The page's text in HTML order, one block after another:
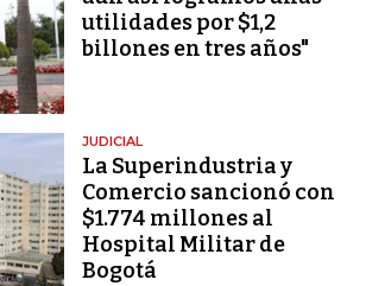
utilidades por $1,2
billones en tres años"
JUDICIAL
La Superindustria y
Comercio sancionó con
$1.774 millones al
Hospital Militar de
Bogotá